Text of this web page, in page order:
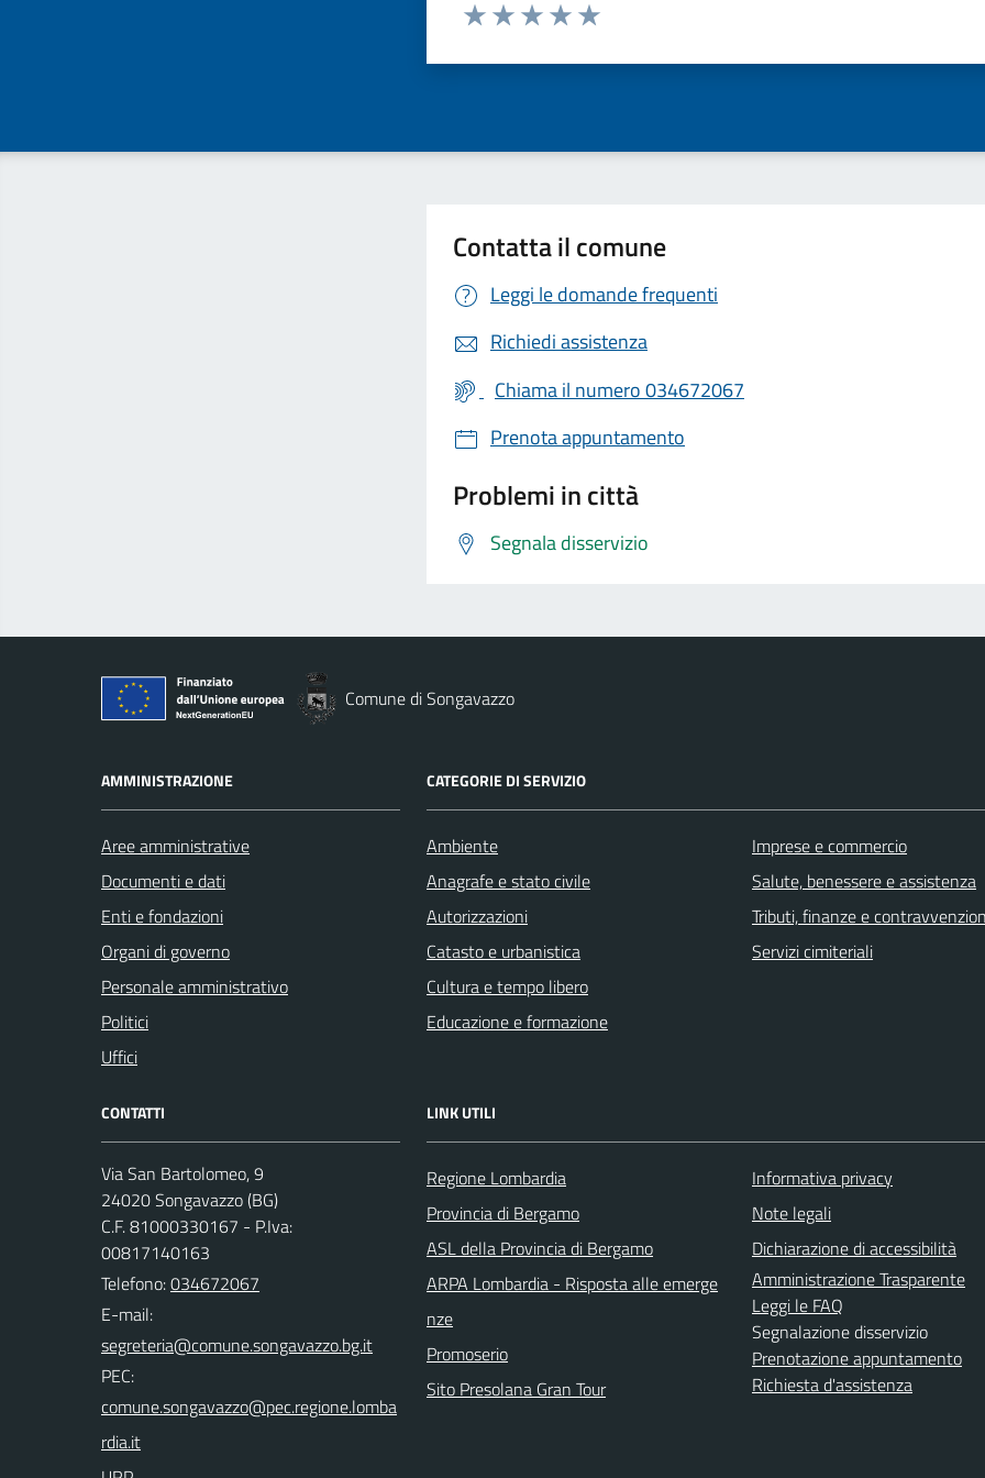
Valuta da 1 a 5 stelle la pagina
Contatta il comune
Leggi le domande frequenti
Richiedi assistenza
Chiama il numero 034672067
Prenota appuntamento
Problemi in città
Segnala disservizio
Comune di Songavazzo
AMMINISTRAZIONE
Aree amministrative
Documenti e dati
Enti e fondazioni
Organi di governo
Personale amministrativo
Politici
Uffici
CATEGORIE DI SERVIZIO
Ambiente
Anagrafe e stato civile
Autorizzazioni
Catasto e urbanistica
Cultura e tempo libero
Educazione e formazione
Imprese e commercio
Salute, benessere e assistenza
Tributi, finanze e
Servizi cimiteriali
CONTATTI
Via San Bartolomeo, 9
24020 Songavazzo (BG)
C.F. 81000330167 - P.Iva:
00817140163
Telefono:034672067
E-mail:
PEC:
LINK UTILI
Regione Lombardia
Provincia di Bergamo
ASL della Provincia di Bergamo
ARPA Lombardia - Risposta alle emerge
nze
Promoserio
Sito Presolana Gran Tour
Informativa privacy
Note legali
Dichiarazione di accessibilità
Amministrazione Trasparente
Leggi le FAQ
Segnalazione disservizio
Prenotazione appuntamento
Richiesta d'assistenza